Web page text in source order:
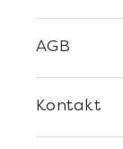
Kontakt
AGB